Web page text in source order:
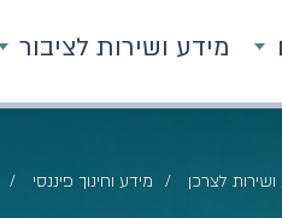
מידע ושירות לציבור
לצרכן מידע וחינוך פיננסי